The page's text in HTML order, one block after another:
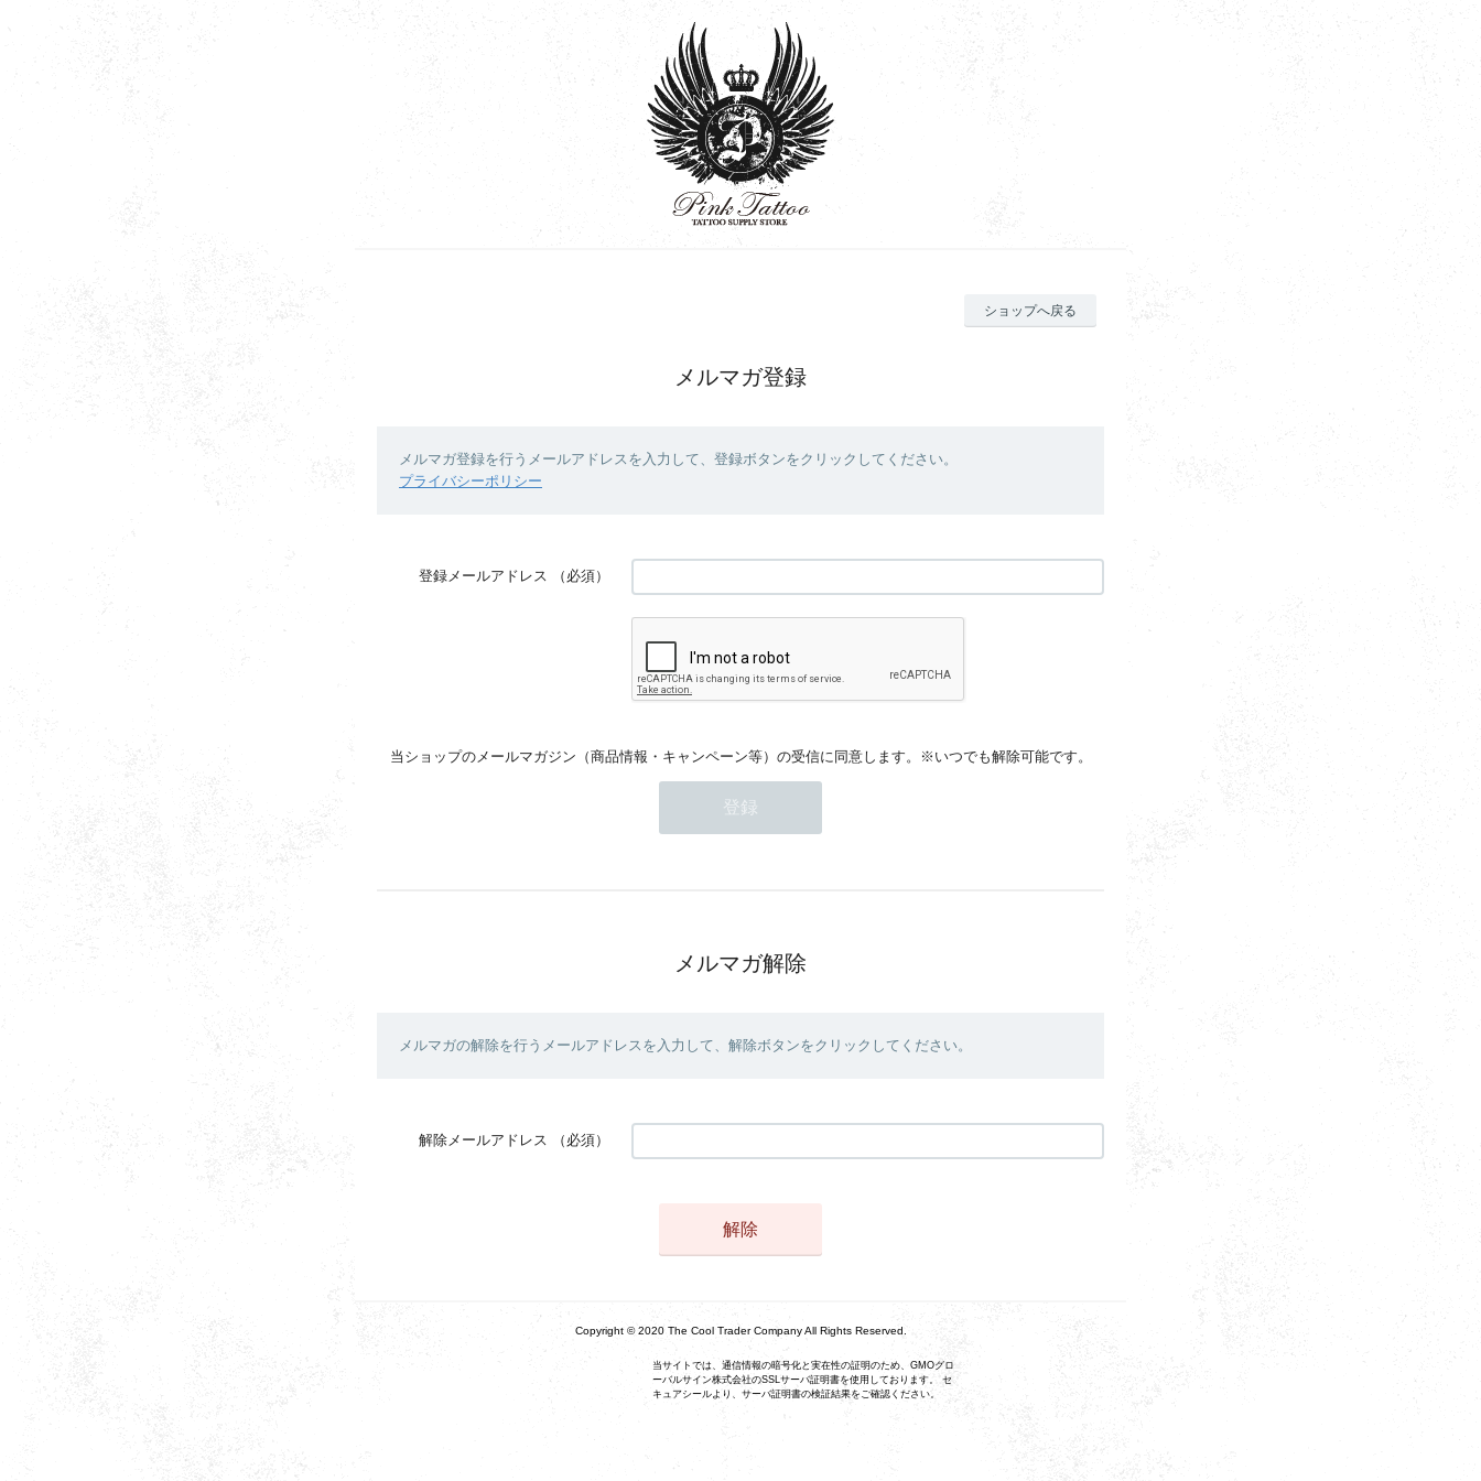
ショップへ戻る
メルマガ登録
メルマガ登録を行うメールアドレスを入力して、登録ボタンをクリックしてください。
プライバシーポリシー
登録メールアドレス （必須）
当ショップのメールマガジン（商品情報・キャンペーン等）の受信に同意します。※いつでも解除可能です。
メルマガ解除
メルマガの解除を行うメールアドレスを入力して、解除ボタンをクリックしてください。
解除メールアドレス （必須）
Copyright © 2020 The Cool Trader Company All Rights Reserved.
当サイトでは、通信情報の暗号化と実在性の証明のため、GMOグロ
ーバルサイン株式会社のSSLサーバ証明書を使用しております。 セ
キュアシールより、サーバ証明書の検証結果をご確認ください。